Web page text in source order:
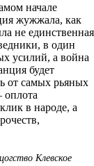
начале
жужжала, как
не единственная
в один
усилий, а война
будет
от самых рьяных
оплота
в народе, а
Клевское